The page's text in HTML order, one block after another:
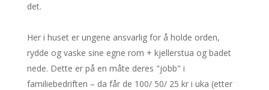
det.
Her i huset er ungene ansvarlig for å holde orden,
rydde og vaske sine egne rom + kjellerstua og badet
nede. Dette er på en måte deres "jobb" i
familiebedriften – da får de 100/ 50/ 25 kr i uka (etter